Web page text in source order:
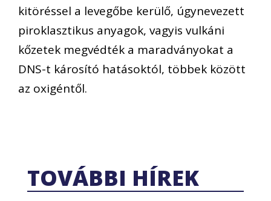
kitöréssel a levegőbe kerülő, úgynevezett
piroklasztikus anyagok, vagyis vulkáni
kőzetek megvédték a maradványokat a
DNS-t károsító hatásoktól, többek között
az oxigéntől.
TOVÁBBI HÍREK